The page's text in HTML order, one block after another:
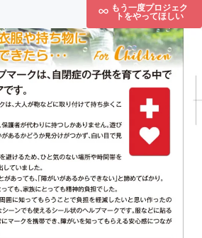
もう一度プロジェク
トをやってほしい